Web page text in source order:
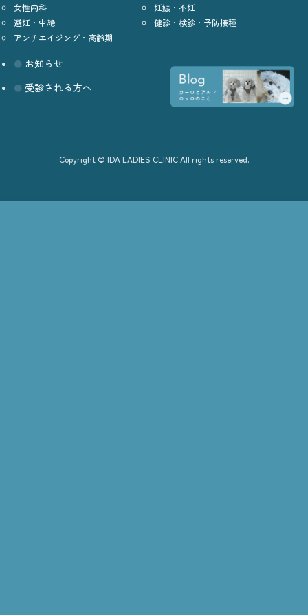
女性内科
妊娠・不妊
避妊・中絶
健診・検診・予防接種
アンチエイジング・高齢期
お知らせ
受診される方へ
Copyright © IDA LADIES CLINIC All rights reserved.